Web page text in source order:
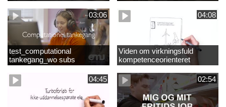
03:06
test_computational
tankegang_wo subs
04:08
Viden om virkningsfuld
kompetenceorienteret
naturfagsundervisning
04:45
02:54